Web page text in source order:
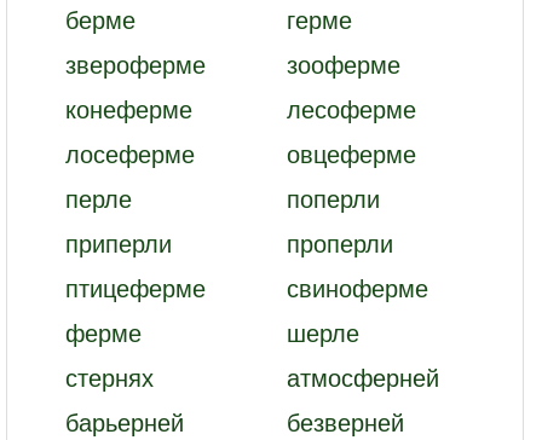
берме
герме
звероферме
зооферме
конеферме
лесоферме
лосеферме
овцеферме
перле
поперли
приперли
проперли
птицеферме
свиноферме
ферме
шерле
стернях
атмосферней
барьерней
безверней